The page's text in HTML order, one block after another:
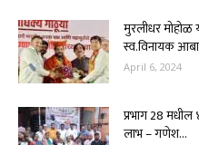
मुरलीधर मोहोळ
स्व.विनायक आबा
April 6, 2024
प्रभाग 28 मधील
लाभ – गणेश...